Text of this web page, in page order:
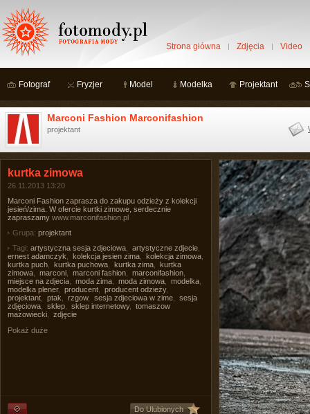
Strona główna Zdjęcia Video
Fotograf Fryzjer Model Modelka Projektant
Marconi Fashion Marconifashion
projektant
kurtka zimowa
26.11.2013 13:20
Marconi Fashion zaprasza do zakupu odzieży z kolekcji
jesień/zima. W ofercie kurtki zimowe, serdecznie
zapraszamy www.marconifashion.pl
Grupa: projektant
Tagi: artystyczna sesja zdjeciowa artystyczne zdjecie
ernest adamczyk
kolekcja jesien zima kolekcja zimowa
kurtka puch
kurtka puchowa kurtka zima
kurtka
zimowa
marconi marconi fashion marconifashion
miejsce na zdjecia
moda zima moda zimowa modelka
modelka plener, producent producent odzieży,
projektant
ptak rzgow, sesja zdjeciowa w zime
sesja
zdjęciowa
sklep sklep internetowy,
tomaszow
mazowiecki
zdjęcie
Pokaż duże
Do Ulubionych